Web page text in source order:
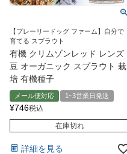
【プレーリードッグ ファーム】自分で
育てる スプラウト
有機 クリムゾンレッド レンズ
豆 オーガニック スプラウト 栽
培 有機種子
メール便対応 1~3営業日発送
¥746税込
在庫切れ
詳細を見る